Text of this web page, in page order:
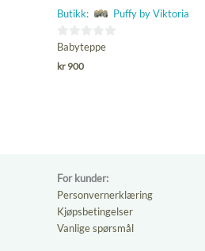
Butikk: Puffy by Viktoria
0
ut
Babyteppe
kr 900
For kunder:
Personvernerklæring
Kjøpsbetingelser
Vanlige spørsmål